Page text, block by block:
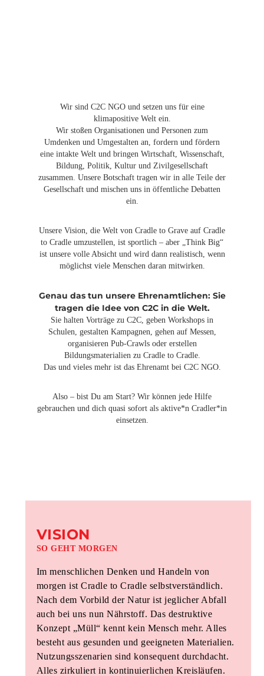
Wir sind C2C NGO und setzen uns für eine
klimapositive Welt ein.
Wir stoßen Organisationen und Personen zum
Umdenken und Umgestalten an, fordern und fördern
eine intakte Welt und bringen Wirtschaft, Wissenschaft,
Bildung, Politik, Kultur und Zivilgesellschaft
zusammen. Unsere Botschaft tragen wir in alle Teile der
Gesellschaft und mischen uns in öffentliche Debatten
ein.
Unsere Vision, die Welt von Cradle to Grave auf Cradle
to Cradle umzustellen, ist sportlich – aber „Think Big“
ist unsere volle Absicht und wird dann realistisch, wenn
möglichst viele Menschen daran mitwirken.
Genau das tun unsere Ehrenamtlichen: Sie
tragen die Idee von C2C in die Welt.
Sie halten Vorträge zu C2C, geben Workshops in
Schulen, gestalten Kampagnen, gehen auf Messen,
organisieren Pub-Crawls oder erstellen
Bildungsmaterialien zu Cradle to Cradle.
Das und vieles mehr ist das Ehrenamt bei C2C NGO.
Also – bist Du am Start? Wir können jede Hilfe
gebrauchen und dich quasi sofort als aktive*n Cradler*in
einsetzen.
VISION
SO GEHT MORGEN
Im menschlichen Denken und Handeln von
morgen ist Cradle to Cradle selbstverständlich.
Nach dem Vorbild der Natur ist jeglicher Abfall
auch bei uns nun Nährstoff. Das destruktive
Konzept „Müll“ kennt kein Mensch mehr. Alles
besteht aus gesunden und geeigneten Materialien.
Nutzungsszenarien sind konsequent durchdacht.
Alles zirkuliert in kontinuierlichen Kreisläufen.